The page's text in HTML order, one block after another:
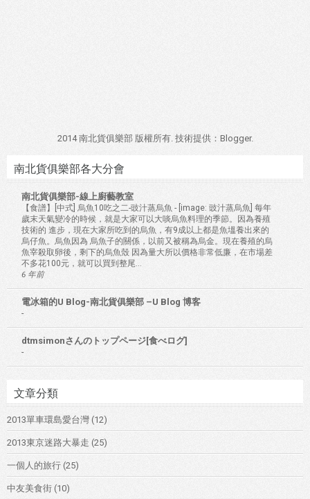
2014 南北貨俱樂部 版權所有. 技術提供： Blogger.
南北貨俱樂部各大分會
南北貨俱樂部-線上廚藝教室
【食譜】[中式] 烏魚10吃之二-豉汁蒸烏魚 - [image: 豉汁蒸烏魚] 每年
歲末天氣變冷的時候，就是大家可以大啖烏魚料理的季節。因為養殖
技術的 進步，現在大家所吃到的烏魚，有9成以上都是魚塭養出來的
烏仔魚。烏魚因為 烏魚子的關係，以前又被稱為烏金。現在養殖的烏
魚宰殺取卵後，剩下的烏魚殼 因為量大所以價格非常低廉，在市場差
不多花100元，就可以買到整尾...
6 年前
電冰箱的U Blog-南北貨俱樂部 –U Blog 博客
-
dtmsimonさんのトップページ[食べログ]
-
文章分類
2013單車環島愛台灣 (12)
2013東京迷路大暴走 (25)
一個人的旅行 (25)
中友美食街 (10)